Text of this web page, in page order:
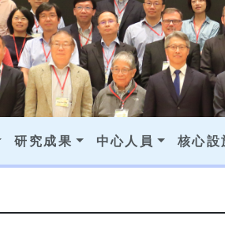
研究成果 中心人員 核心設